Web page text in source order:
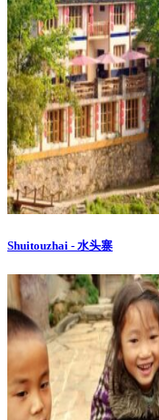
Shuitouzhai - 水头寨